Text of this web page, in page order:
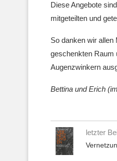
Diese Angebote
mitgeteilten und
So danken wir
geschenkten Raum
Augenzwinkern
Bettina und Erich
letzter